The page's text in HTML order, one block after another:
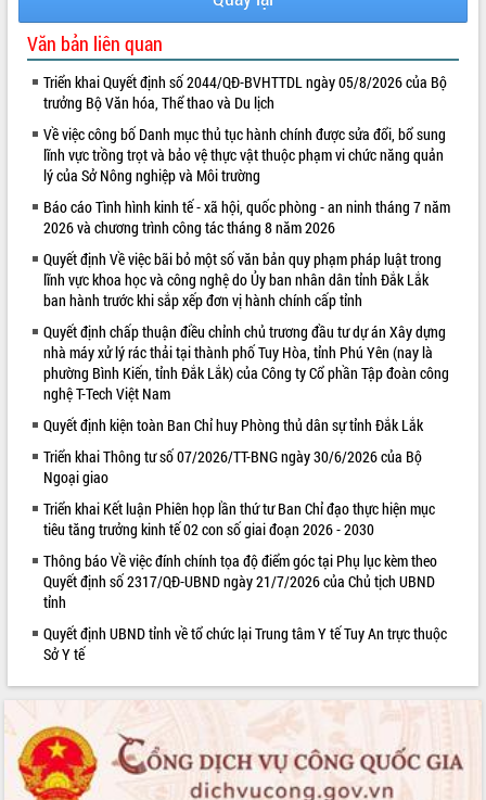
VIDEO
Loading the player...
Khám bệnh, cấp phát thuốc miễn phí
và tặng quà người dân xã Cư Pui
Hội nghị UBND tỉnh Đắk Lắk thường kỳ
tháng 7/2026
Lễ truy tặng danh hiệu “Bà Mẹ Việt
Nam Anh hùng” và trao Huân chương
Lao động
UBND tỉnh Đắk Lắk triển khai nhiệm
vụ 6 tháng cuối năm 2026
Kỳ họp thứ Hai, Hội đồng nhân dân
tỉnh khóa XI quyết nghị nhiều nội dung
quan trọng
Bí thư Tỉnh ủy Lương Nguyễn Minh
Triết thăm, tặng quà người có công với
cách mạng
Rà soát, hoàn thiện hệ thống thiết chế
văn hóa, thể thao đáp ứng yêu cầu
Minh
Lễ truy điệu và an táng hài cốt liệt sĩ
tại Nghĩa trang Liệt sĩ xã Sơn Hòa
ALBUM ẢNH
LIÊN KẾT WEB
Văn bản liên quan
Triển khai Quyết định số 2044/QĐ-BVHTTDL ngày 05/8/2026 của Bộ
trưởng Bộ Văn hóa, Thể thao và Du lịch
Về việc công bố Danh mục thủ tục hành chính được sửa đổi, bổ sung
lĩnh vực trồng trọt và bảo vệ thực vật thuộc phạm vi chức năng quản
lý của Sở Nông nghiệp và Môi trường
Báo cáo Tình hình kinh tế - xã hội, quốc phòng - an ninh tháng 7 năm
2026 và chương trình công tác tháng 8 năm 2026
Quyết định Về việc bãi bỏ một số văn bản quy phạm pháp luật trong
lĩnh vực khoa học và công nghệ do Ủy ban nhân dân tỉnh Đắk Lắk
ban hành trước khi sắp xếp đơn vị hành chính cấp tỉnh
Quyết định chấp thuận điều chỉnh chủ trương đầu tư dự án Xây dựng
nhà máy xử lý rác thải tại thành phố Tuy Hòa, tỉnh Phú Yên (nay là
phường Bình Kiến, tỉnh Đắk Lắk) của Công ty Cổ phần Tập đoàn công
nghệ T-Tech Việt Nam
Quyết định kiện toàn Ban Chỉ huy Phòng thủ dân sự tỉnh Đắk Lắk
Triển khai Thông tư số 07/2026/TT-BNG ngày 30/6/2026 của Bộ
Ngoại giao
Triển khai Kết luận Phiên họp lần thứ tư Ban Chỉ đạo thực hiện mục
tiêu tăng trưởng kinh tế 02 con số giai đoạn 2026 - 2030
Thông báo Về việc đính chính tọa độ điểm góc tại Phụ lục kèm theo
Quyết định số 2317/QĐ-UBND ngày 21/7/2026 của Chủ tịch UBND
tỉnh
Quyết định UBND tỉnh về tổ chức lại Trung tâm Y tế Tuy An trực thuộc
Sở Y tế